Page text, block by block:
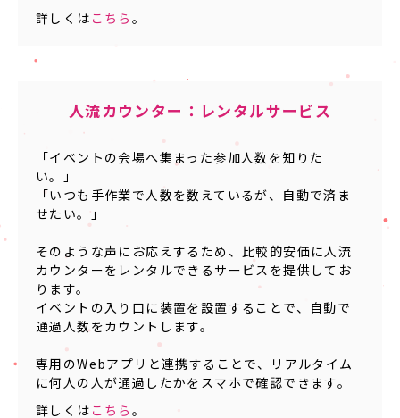
詳しくは こちら 。
人流カウンター：レンタルサービス
「イベントの会場へ集まった参加人数を知りた
い。」
「いつも手作業で人数を数えているが、自動で済ま
せたい。」
そのような声にお応えするため、比較的安価に人流
カウンターをレンタルできるサービスを提供してお
ります。
イベントの入り口に装置を設置することで、自動で
通過人数をカウントします。
専用のWebアプリと連携することで、リアルタイム
に何人の人が通過したかをスマホで確認できます。
詳しくは こちら 。